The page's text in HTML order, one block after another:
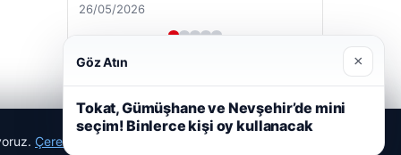
28/04/2026
Çerez Politikamız
Göz Atın ×
Tokat, Gümüşhane ve Nevşehir’de mini
seçim! Binlerce kişi oy kullanacak